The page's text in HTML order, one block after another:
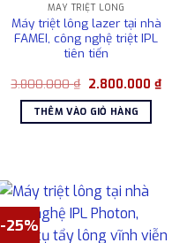
MÁY TRIỆT LÔNG
Máy triệt lông lazer tại nhà
FAMEI, công nghệ triệt IPL
tiên tiến
3.800.000₫ Giá
là:
3.800.000 ₫.
2.800.000 ₫Giá
hiện
THÊM VÀO GIỎ HÀNG
-25%